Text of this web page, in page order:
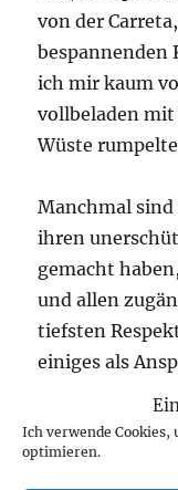
Ich verwende Cookies,
optimieren.
von der
bespannenden
ich mir kaum
vollbeladen mit
Wüste
Manchmal sind
ihren
gemacht
und allen
tiefsten
einiges als
Wir waren
nicht gerne.
im Roman